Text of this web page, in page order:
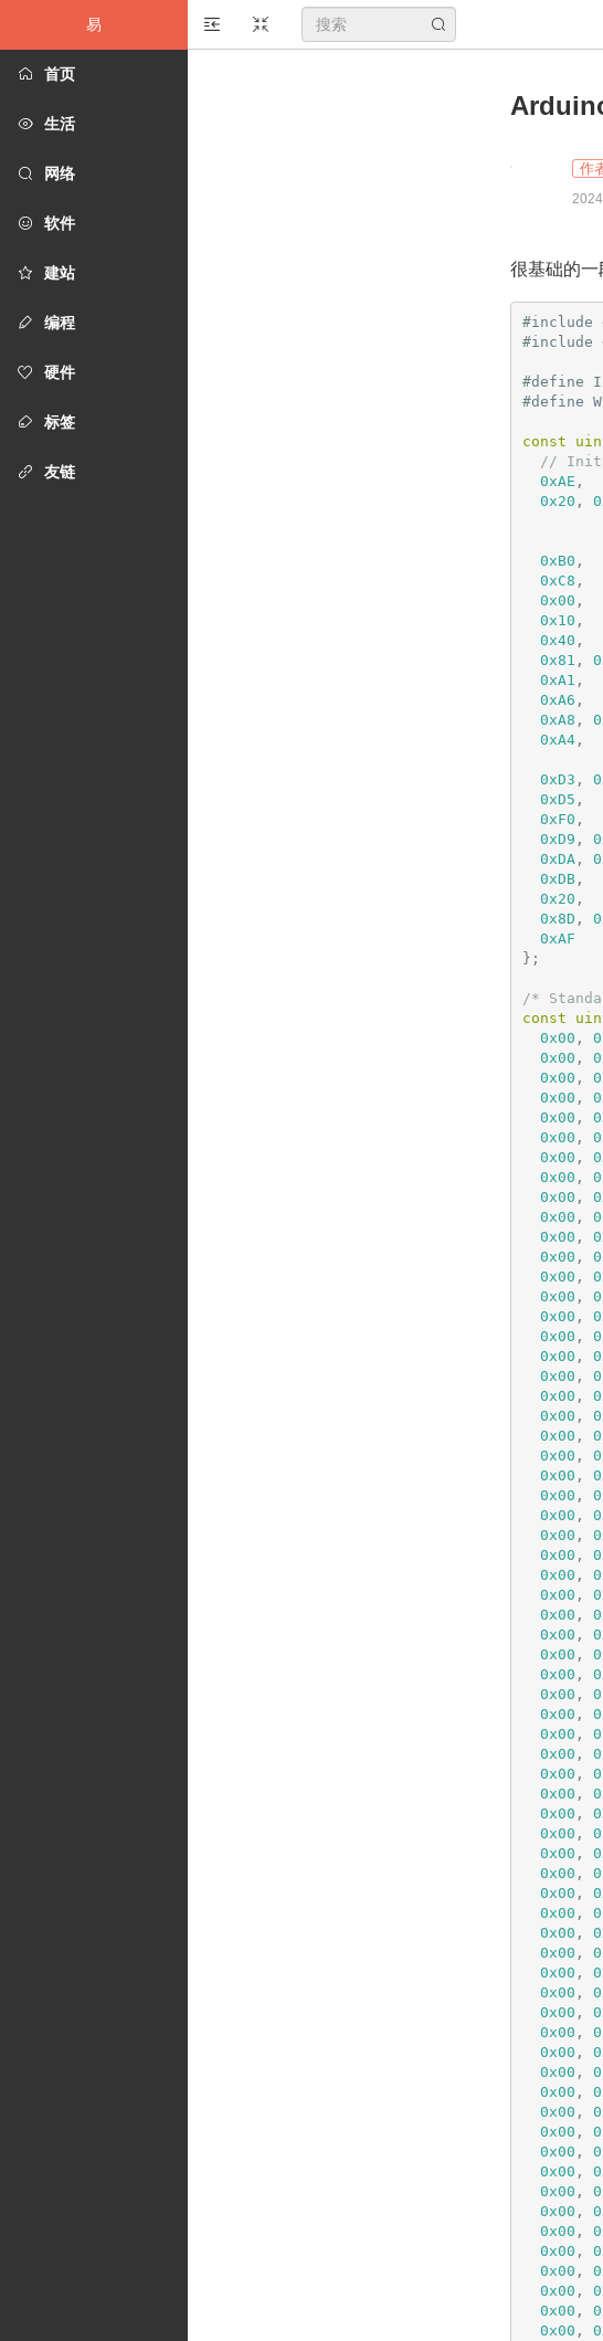
易
首页
生活
网络
软件
建站
编程
硬件
标签
友链
作
很基础的一
#include
#include
#define
#define
const
//
0xAE
0x20 ,
0xB0
0xC8
0x00
0x10
0x40
0x81 ,
0xA1
0xA6
0xA8 ,
0xA4
0xD3 ,
0xD5
0xF0
0xD9 ,
0xDA,
0xDB
0x20
0x8D ,
0xAF
};
/*
const
0x00 ,
0x00 ,
0x00 ,
0x00 ,
0x00 ,
0x00 ,
0x00 ,
0x00 ,
0x00 ,
0x00 ,
0x00 ,
0x00 ,
0x00 ,
0x00 ,
0x00 ,
0x00 ,
0x00 ,
0x00 ,
0x00 ,
0x00 ,
0x00 ,
0x00 ,
0x00 ,
0x00 ,
0x00 ,
0x00 ,
0x00 ,
0x00 ,
0x00 ,
0x00 ,
0x00 ,
0x00 ,
0x00 ,
0x00 ,
0x00 ,
0x00 ,
0x00 ,
0x00 ,
0x00 ,
0x00 ,
0x00 ,
0x00 ,
0x00 ,
0x00 ,
0x00 ,
0x00 ,
0x00 ,
0x00 ,
0x00 ,
0x00 ,
0x00 ,
0x00 ,
0x00 ,
0x00 ,
0x00 ,
0x00 ,
0x00 ,
0x00 ,
0x00 ,
0x00 ,
0x00 ,
0x00 ,
0x00 ,
0x00 ,
0x00 ,
0x00 ,